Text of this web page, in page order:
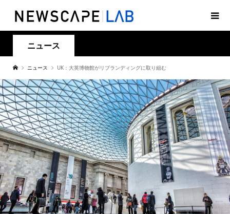
ニュース
ニュース UK：大英博物館がリブランディングに取り組む